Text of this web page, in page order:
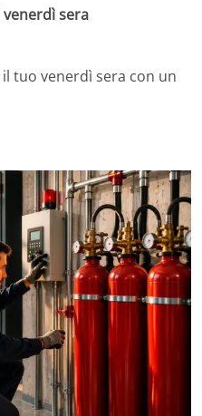
sera
tuo venerdì sera con un